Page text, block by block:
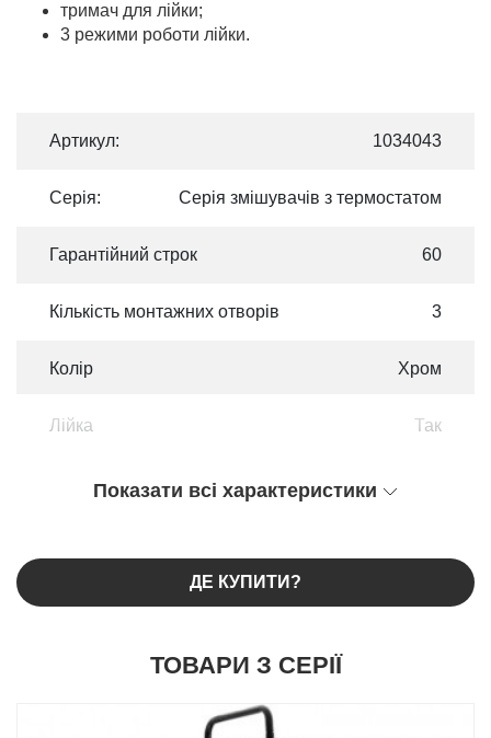
тримач для лійки;
3 режими роботи лійки.
Артикул: 1034043
Серія: Серія змішувачів з термостатом
Гарантійний строк 60
Кількість монтажних отворів 3
Колір Хром
Лійка Так
Показати всі характеристики
ДЕ КУПИТИ?
ТОВАРИ З СЕРІЇ